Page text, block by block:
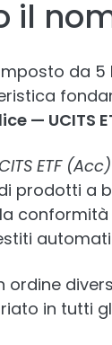
da
— UCITS
ETF (Acc)
prodotti a
la
ordine
in tutti